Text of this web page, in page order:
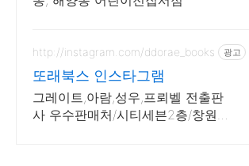
http://instagram.com/ddorae_books 광고
또래북스 인스타그램
그레이트,아람,성우,프뢰벨 전출판
사 우수판매처/시티세븐2층/창원